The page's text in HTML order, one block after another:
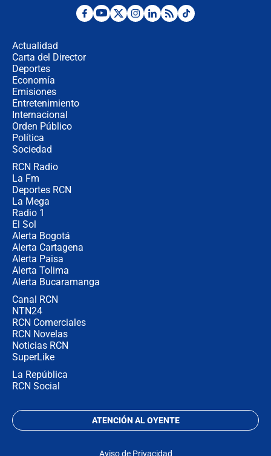
"No hubo fraude ni posibilidad de
Actualidad
Carta del Director
Deportes
Economía
Emisiones
Entretenimiento
Internacional
Orden Público
Política
Sociedad
RCN Radio
La Fm
Deportes RCN
La Mega
Radio 1
El Sol
Alerta Bogotá
Alerta Cartagena
Alerta Paisa
Alerta Tolima
Alerta Bucaramanga
Canal RCN
NTN24
RCN Comerciales
RCN Novelas
Noticias RCN
SuperLike
La República
RCN Social
ATENCIÓN AL OYENTE
Aviso de Privacidad